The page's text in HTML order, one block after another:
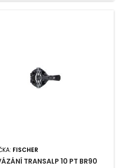
FISCHER
TRANSALP 10 PT BR90